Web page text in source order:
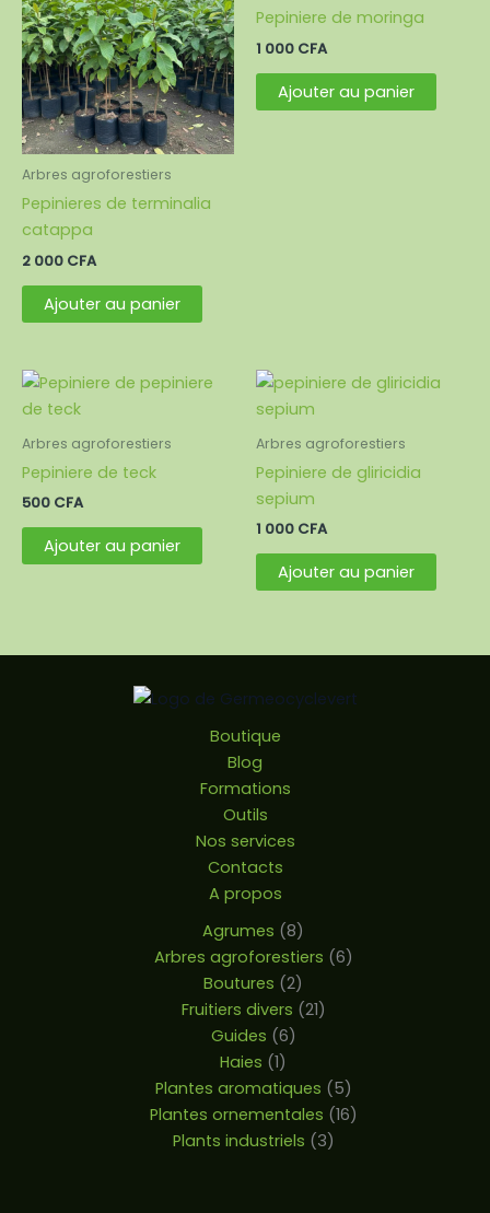
Arbres agroforestiers
Pepinieres de terminalia
catappa
2 000 CFA
Ajouter au panier
Pepiniere de moringa
1 000 CFA
Ajouter au panier
Arbres agroforestiers
Pepiniere de teck
500 CFA
Ajouter au panier
Arbres agroforestiers
Pepiniere de gliricidia
sepium
1 000 CFA
Ajouter au panier
Boutique
Blog
Formations
Outils
Nos services
Contacts
A propos
Agrumes 8
Arbres agroforestiers 6
Boutures 2
Fruitiers divers 21
Guides 6
Haies 1
Plantes aromatiques 5
Plantes ornementales 16
Plants industriels 3